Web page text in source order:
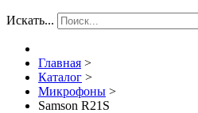
Искать...
Главная >
Каталог >
Микрофоны >
Samson R21S